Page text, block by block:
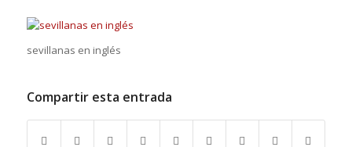
sevillanas en inglés
Compartir esta entrada